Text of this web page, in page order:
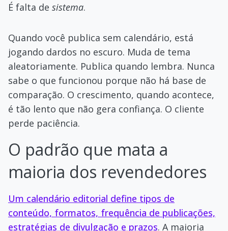
É falta de sistema.
Quando você publica sem calendário, está
jogando dardos no escuro. Muda de tema
aleatoriamente. Publica quando lembra. Nunca
sabe o que funcionou porque não há base de
comparação. O crescimento, quando acontece,
é tão lento que não gera confiança. O cliente
perde paciência.
O padrão que mata a
maioria dos revendedores
Um calendário editorial define tipos de
conteúdo, formatos, frequência de publicações,
estratégias de divulgação e prazos. A maioria